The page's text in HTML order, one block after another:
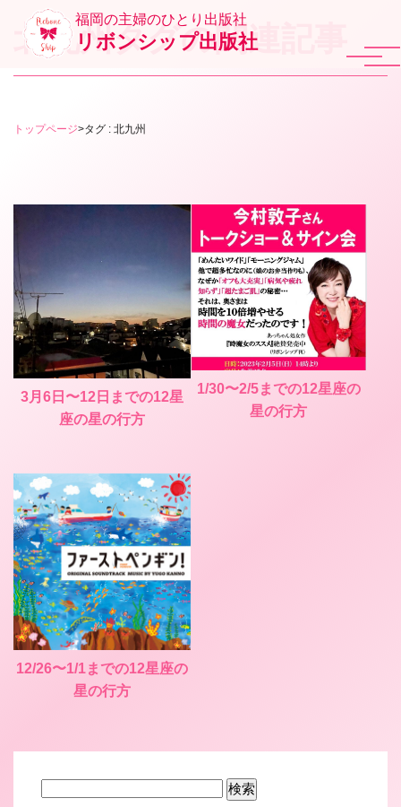
福岡の主婦のひとり出版社
リボンシップ出版社
北九州タグの関連記事
トップページ>タグ : 北九州
3月6日〜12日までの12星
座の星の行方
1/30〜2/5までの12星座の
星の行方
12/26〜1/1までの12星座の
星の行方